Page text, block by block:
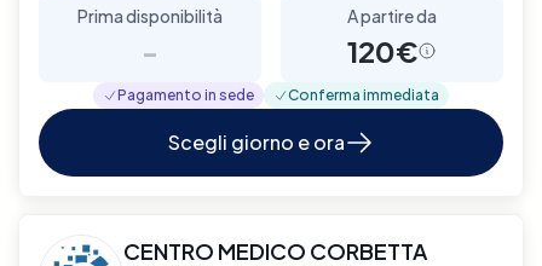
Prima disponibilità
-
A partire da
120€
Pagamento in sede Conferma immediata
Scegli giorno e ora
CENTRO MEDICO CORBETTA